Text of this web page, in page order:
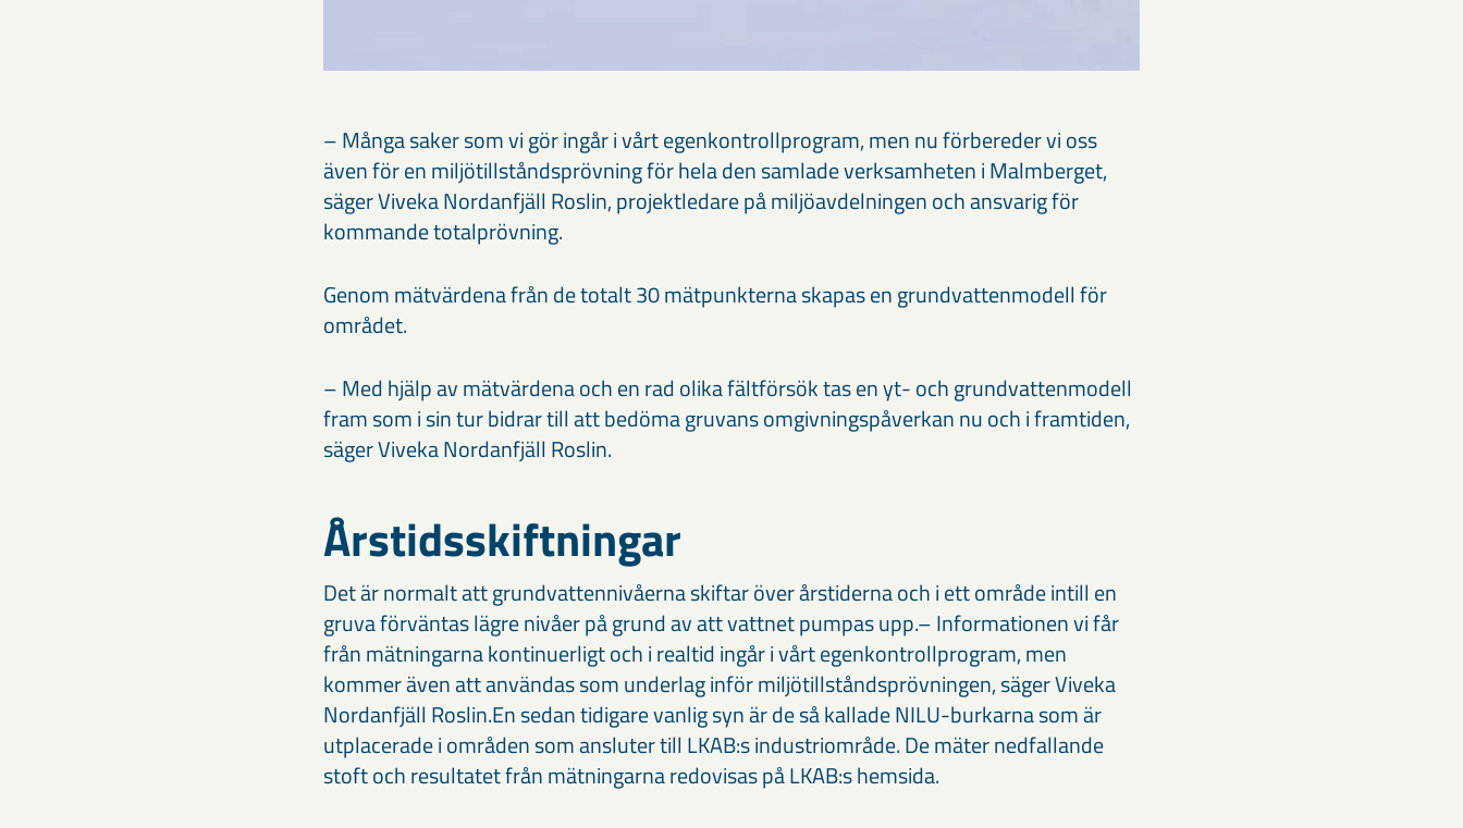
– Många saker som vi gör ingår i vårt egenkontrollprogram, men nu förbereder vi oss
även för en miljötillståndsprövning för hela den samlade verksamheten i Malmberget,
säger Viveka Nordanfjäll Roslin, projektledare på miljöavdelningen och ansvarig för
kommande totalprövning.
Genom mätvärdena från de totalt 30 mätpunkterna skapas en grundvattenmodell för
området.
– Med hjälp av mätvärdena och en rad olika fältförsök tas en yt- och grundvattenmodell
fram som i sin tur bidrar till att bedöma gruvans omgivningspåverkan nu och i framtiden,
säger Viveka Nordanfjäll Roslin.
Årstidsskiftningar
Det är normalt att grundvattennivåerna skiftar över årstiderna och i ett område intill en
gruva förväntas lägre nivåer på grund av att vattnet pumpas upp.– Informationen vi får
från mätningarna kontinuerligt och i realtid ingår i vårt egenkontrollprogram, men
kommer även att användas som underlag inför miljötillståndsprövningen, säger Viveka
Nordanfjäll Roslin.En sedan tidigare vanlig syn är de så kallade NILU-burkarna som är
utplacerade i områden som ansluter till LKAB:s industriområde. De mäter nedfallande
stoft och resultatet från mätningarna redovisas på LKAB:s hemsida.